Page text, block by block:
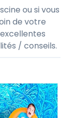
ou si vous
de votre
/ conseils.